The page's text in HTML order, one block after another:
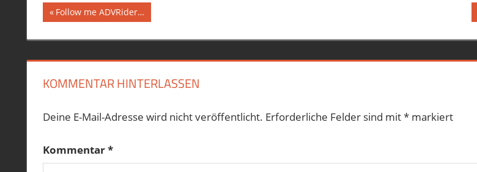
GABELSIMMERRING
600
Beitragsnavigation
Vorheriger
Beitrag:
Follow me ADVRider…
KOMMENTAR HINTERLASSEN
Deine E-Mail-Adresse wird nicht veröffentlicht. Erforderliche Felder sind mit*markiert
Kommentar*